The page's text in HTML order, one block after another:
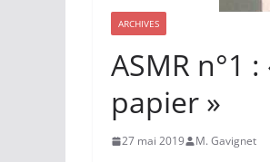
ARCHIVES
ASMR n°1
papier »
27 mai 2019 M. Gavignet